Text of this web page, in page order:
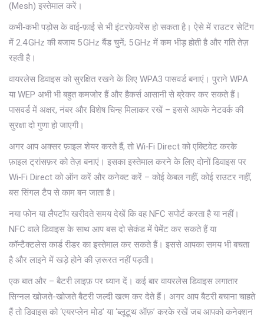
(Mesh) इस्तेमाल करें।
कभी‑कभी पड़ोस के वाई‑फ़ाई से भी इंटरफ़ेयरेंस हो सकता है। ऐसे में राउटर सेटिंग
में 2.4 GHz की बजाय 5 GHz बैंड चुनें; 5 GHz में कम भीड़ होती है और गति तेज़
रहती है।
वायरलेस डिवाइस को सुरक्षित रखने के लिए WPA3 पासवर्ड बनाएं। पुराने WPA
या WEP अभी भी बहुत कमजोर हैं और हैकर्स आसानी से ब्रेकर कर सकते हैं।
पासवर्ड में अक्षर, नंबर और विशेष चिन्ह मिलाकर रखें – इससे आपके नेटवर्क की
सुरक्षा दो गुणा हो जाएगी।
अगर आप अक्सर फ़ाइल शेयर करते हैं, तो Wi‑Fi Direct को एक्टिवेट करके
फ़ाइल ट्रांसफ़र को तेज़ बनाएं। इसका इस्तेमाल करने के लिए दोनों डिवाइस पर
Wi‑Fi Direct को ऑन करें और कनेक्ट करें – कोई केबल नहीं, कोई राउटर नहीं,
बस सिंगल टैप से काम बन जाता है।
नया फोन या लैपटॉप खरीदते समय देखें कि वह NFC सपोर्ट करता है या नहीं।
NFC वाले डिवाइस के साथ आप बस दो सेकंड में पेमेंट कर सकते हैं या
कॉन्टैक्टलेस कार्ड रीडर का इस्तेमाल कर सकते हैं। इससे आपका समय भी बचता
है और लाइने में खड़े होने की ज़रूरत नहीं पड़ती।
एक बात और – बैटरी लाइफ़ पर ध्यान दें। कई बार वायरलेस डिवाइस लगातार
सिग्नल खोजते-खोजते बैटरी जल्दी खत्म कर देते हैं। अगर आप बैटरी बचाना चाहते
हैं तो डिवाइस को ‘एयरप्लेन मोड’ या ‘ब्लूटूथ ऑफ़’ करके रखें जब आपको कनेक्शन